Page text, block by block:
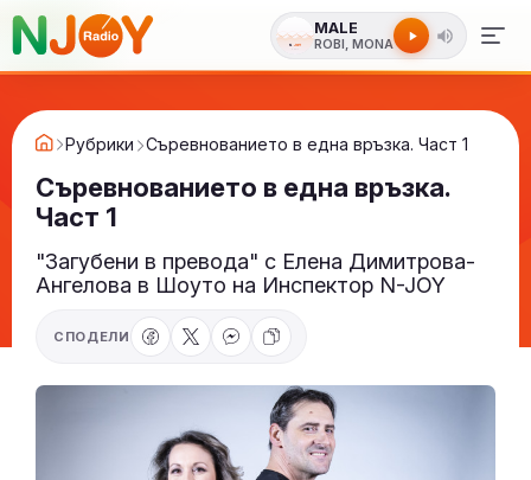
MALE
ROBI, MONA
Рубрики Съревнованието в една връзка. Част 1
Съревнованието в една връзка.
Част 1
"Загубени в превода" с Елена Димитрова-
Ангелова в Шоуто на Инспектор N-JOY
СПОДЕЛИ